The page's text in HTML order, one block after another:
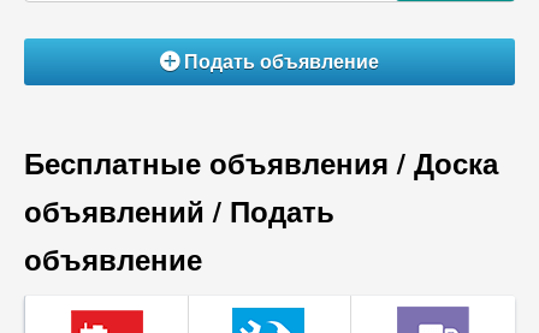
ÁПодать объявление
Бесплатные объявления / Доска
объявлений / Подать
объявление